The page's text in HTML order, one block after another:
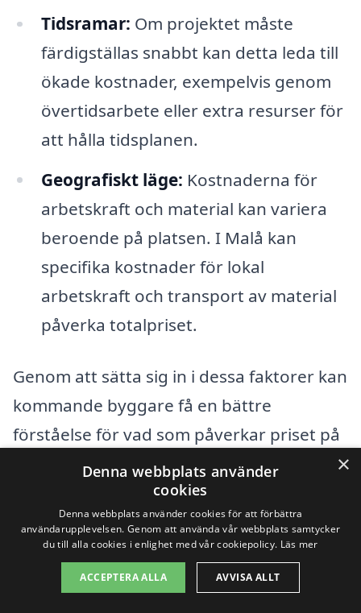
Tidsramar: Om projektet måste
färdigställas snabbt kan detta leda till
ökade kostnader, exempelvis genom
övertidsarbete eller extra resurser för
att hålla tidsplanen.
Geografiskt läge: Kostnaderna för
arbetskraft och material kan variera
beroende på platsen. I Malå kan
specifika kostnader för lokal
arbetskraft och transport av material
påverka totalpriset.
Genom att sätta sig in i dessa faktorer kan
kommande byggare få en bättre
förståelse för vad som påverkar priset på
totalentreprenad i Malå. Det är alltid
rekommenderat att begära flera offerter
från olika entreprenörer för att få en
känsla för marknadspriserna och kunna
göra en informerad och ekonomiskt
×
Denna webbplats använder
cookies
Denna webbplats använder cookies för att förbättra
användarupplevelsen. Genom att använda vår webbplats samtycker
du till alla cookies i enlighet med vår cookiepolicy. Läs mer
ACCEPTERA ALLA AVVISA ALLT